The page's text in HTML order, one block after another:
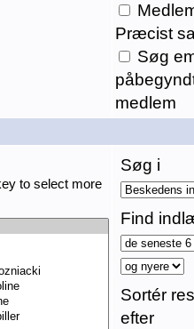
Præcist
Søg
medlem
to select more
Søg i
Find
Sortér
efter